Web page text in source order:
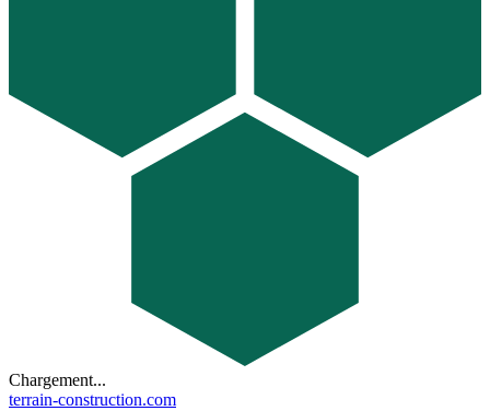
Chargement...
terrain-construction.com